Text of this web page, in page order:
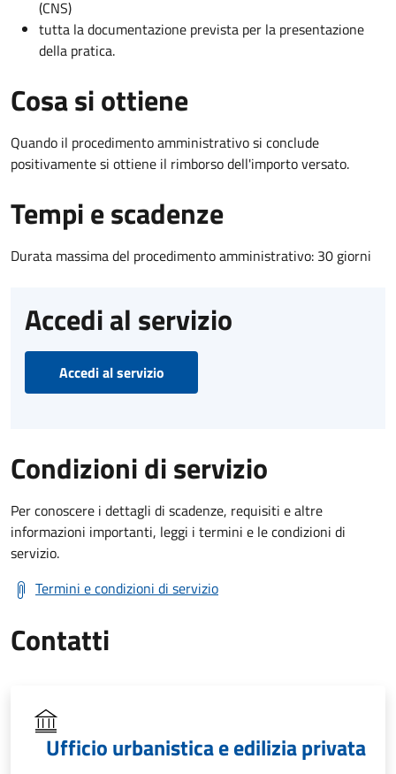
(CNS)
tutta la documentazione prevista per la presentazione
della pratica.
Cosa si ottiene
Quando il procedimento amministrativo si conclude
positivamente si ottiene il rimborso dell'importo versato.
Tempi e scadenze
Durata massima del procedimento amministrativo: 30 giorni
Accedi al servizio
Accedi al servizio
Condizioni di servizio
Per conoscere i dettagli di scadenze, requisiti e altre
informazioni importanti, leggi i termini e le condizioni di
servizio.
Termini e condizioni di servizio
Contatti
Ufficio urbanistica e edilizia privata